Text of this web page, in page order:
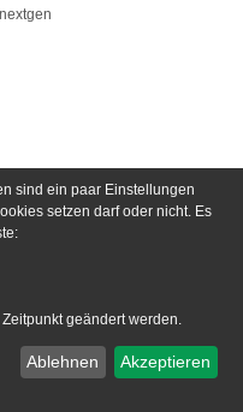
nextgen
sind ein paar Einstellungen
setzen darf oder nicht. Es
geändert werden.
Ablehnen Akzeptieren